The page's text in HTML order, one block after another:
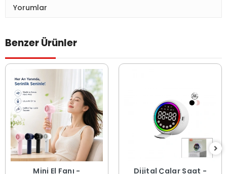
Yorumlar
Benzer Ürünler
Mini El Fanı -
Dijital Çalar Saat -